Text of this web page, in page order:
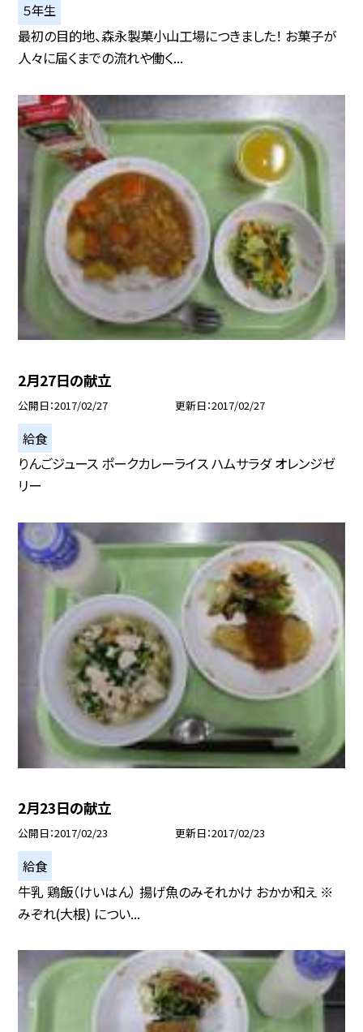
５年生
最初の目的地、森永製菓小山工場につきました！ お菓子が
人々に届くまでの流れや働く...
2月27日の献立
公開日 2017/02/27 更新日 2017/02/27
給食
りんごジュース ポークカレーライス ハムサラダ オレンジゼ
リー
2月23日の献立
公開日 2017/02/23 更新日 2017/02/23
給食
牛乳 鶏飯（けいはん） 揚げ魚のみそれかけ おかか和え ※
みぞれ(大根) につい...